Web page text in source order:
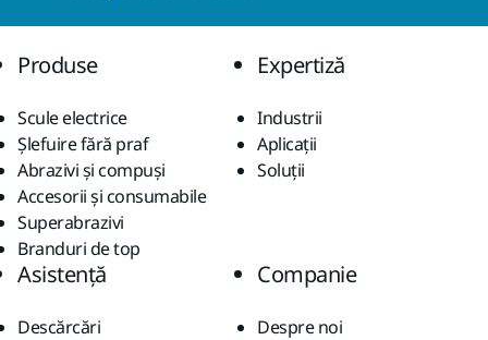
Produse
Scule electrice
Șlefuire fără praf
Abrazivi și compuși
Accesorii și consumabile
Superabrazivi
Branduri de top
Expertiză
Industrii
Aplicații
Soluții
Asistență
Descărcări
Companie
Despre noi